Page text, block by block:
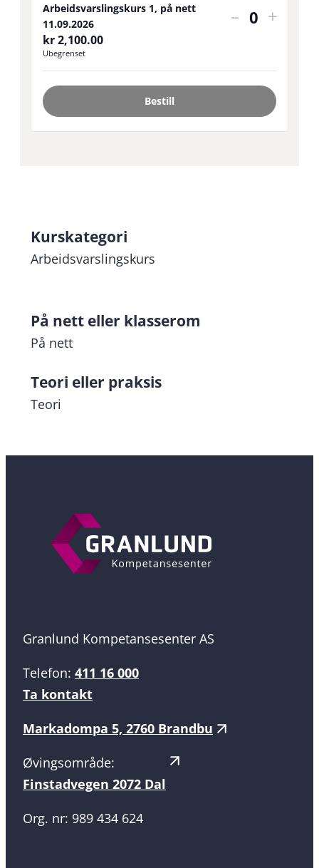
Arbeidsvarslingskurs 1, på nett
11.09.2026
kr2,100.00
Ubegrenset
Reduser
for
1,
– AntallUtvid
1,
på
+
Bestill
Kurskategori
Arbeidsvarslingskurs
På nett eller klasserom
På nett
Teori eller praksis
Teori
Granlund Kompetansesenter AS
Telefon: 411 16 000
Ta kontakt
Markadompa 5, 2760 Brandbu
Øvingsområde:
Finstadvegen 2072 Dal
Org. nr: 989 434 624